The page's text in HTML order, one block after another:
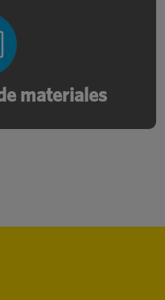
materiales
materials and
optimize costs,
chain resilience.